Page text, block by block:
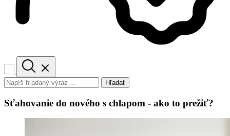
Hľadať
Sťahovanie do nového s chlapom - ako to prežiť?